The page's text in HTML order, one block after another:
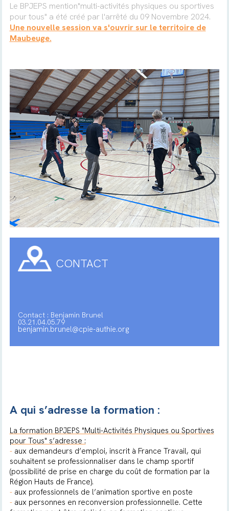
Le BPJEPS mention"multi-activités physiques ou sportives
pour tous" a été créé par l'arrêté du 09 Novembre 2024.
Une nouvelle session va s'ouvrir sur le territoire de
Maubeuge.
CONTACT
Contact : Benjamin Brunel
03.21.04.05.79
benjamin.brunel@cpie-authie.org
A qui s’adresse la formation :
La formation BPJEPS "Multi-Activités Physiques ou Sportives
pour Tous" s’adresse :
-aux demandeurs d’emploi, inscrit à France Travail, qui
souhaitent se professionnaliser dans le champ sportif
(possibilité de prise en charge du coût de formation par la
Région Hauts de France).
-aux professionnels de l’animation sportive en poste
-aux personnes en reconversion professionnelle. Cette